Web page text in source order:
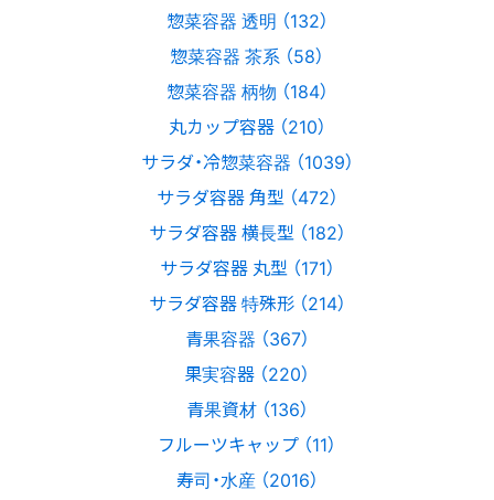
惣菜容器 透明 （132）
惣菜容器 茶系 （58）
惣菜容器 柄物 （184）
丸カップ容器 （210）
サラダ・冷惣菜容器 （1039）
サラダ容器 角型 （472）
サラダ容器 横長型 （182）
サラダ容器 丸型 （171）
サラダ容器 特殊形 （214）
青果容器 （367）
果実容器 （220）
青果資材 （136）
フルーツキャップ （11）
寿司・水産 （2016）